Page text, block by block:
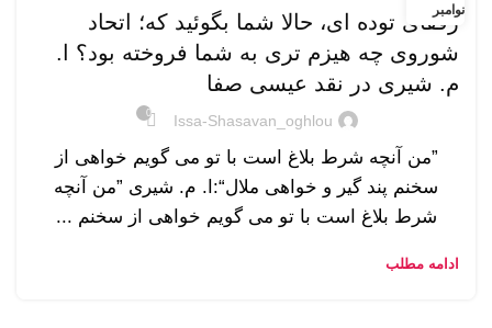
نوامبر
رفقای توده ای، حالا شما بگوئید که؛ اتحاد
شوروی چه هیزم تری به شما فروخته بود؟ ا.
م. شیری در نقد عیسی صفا
Issa-Shasavan_oghlou
0
”من آنچه شرط بلاغ است با تو می گویم خواهی از
سخنم پند گیر و خواهی ملال“:ا. م. شیری ”من آنچه
شرط بلاغ است با تو می گویم خواهی از سخنم ...
ادامه مطلب